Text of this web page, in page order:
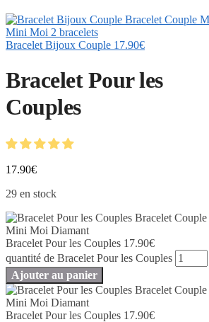
Bracelet Bijoux Couple 17.90€
Bracelet Pour les
Couples
17.90€
29 en stock
Bracelet Pour les Couples 17.90€
quantité de Bracelet Pour les Couples
Ajouter au panier
Bracelet Pour les Couples 17.90€